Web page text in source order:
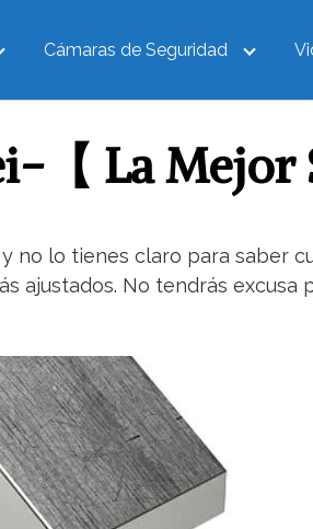
Cámaras de Seguridad
【 La Mejor
no lo tienes claro para saber
ajustados. No tendrás